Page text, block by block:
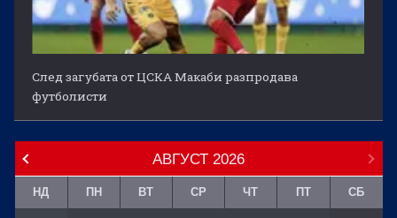
След загубата от ЦСКА Макаби разпродава
футболисти
АВГУСТ 2026
НД ПН ВТ СР ЧТ ПТ СБ